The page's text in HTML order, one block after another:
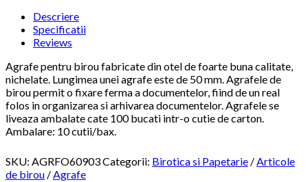
Descriere
Specificatii
Reviews
Agrafe pentru birou fabricate din otel de foarte buna calitate,
nichelate. Lungimea unei agrafe este de 50 mm. Agrafele de
birou permit o fixare ferma a documentelor, fiind de un real
folos in organizarea si arhivarea documentelor. Agrafele se
liveaza ambalate cate 100 bucati intr-o cutie de carton.
Ambalare: 10 cutii/bax.
SKU: AGRFO60903Categorii: Birotica si Papetarie /Articole
de birou /Agrafe